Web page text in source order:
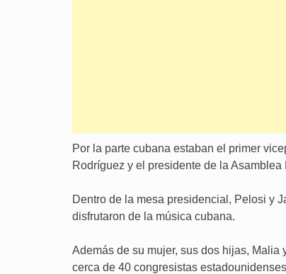
Por la parte cubana estaban el primer
Rodríguez y el presidente de la
Dentro de la mesa presidencial, Pelosi y
disfrutaron de la música cubana.
Además de su mujer, sus dos hijas,
cerca de 40 congresistas